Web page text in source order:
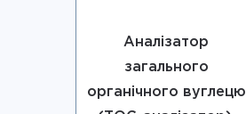
Аналізатор
загального
органічного вуглецю